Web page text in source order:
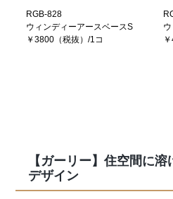
RGB-828
ウィンディーアースベースS
￥3800（税抜）/1コ
【ガーリー】住空間に
デザイン